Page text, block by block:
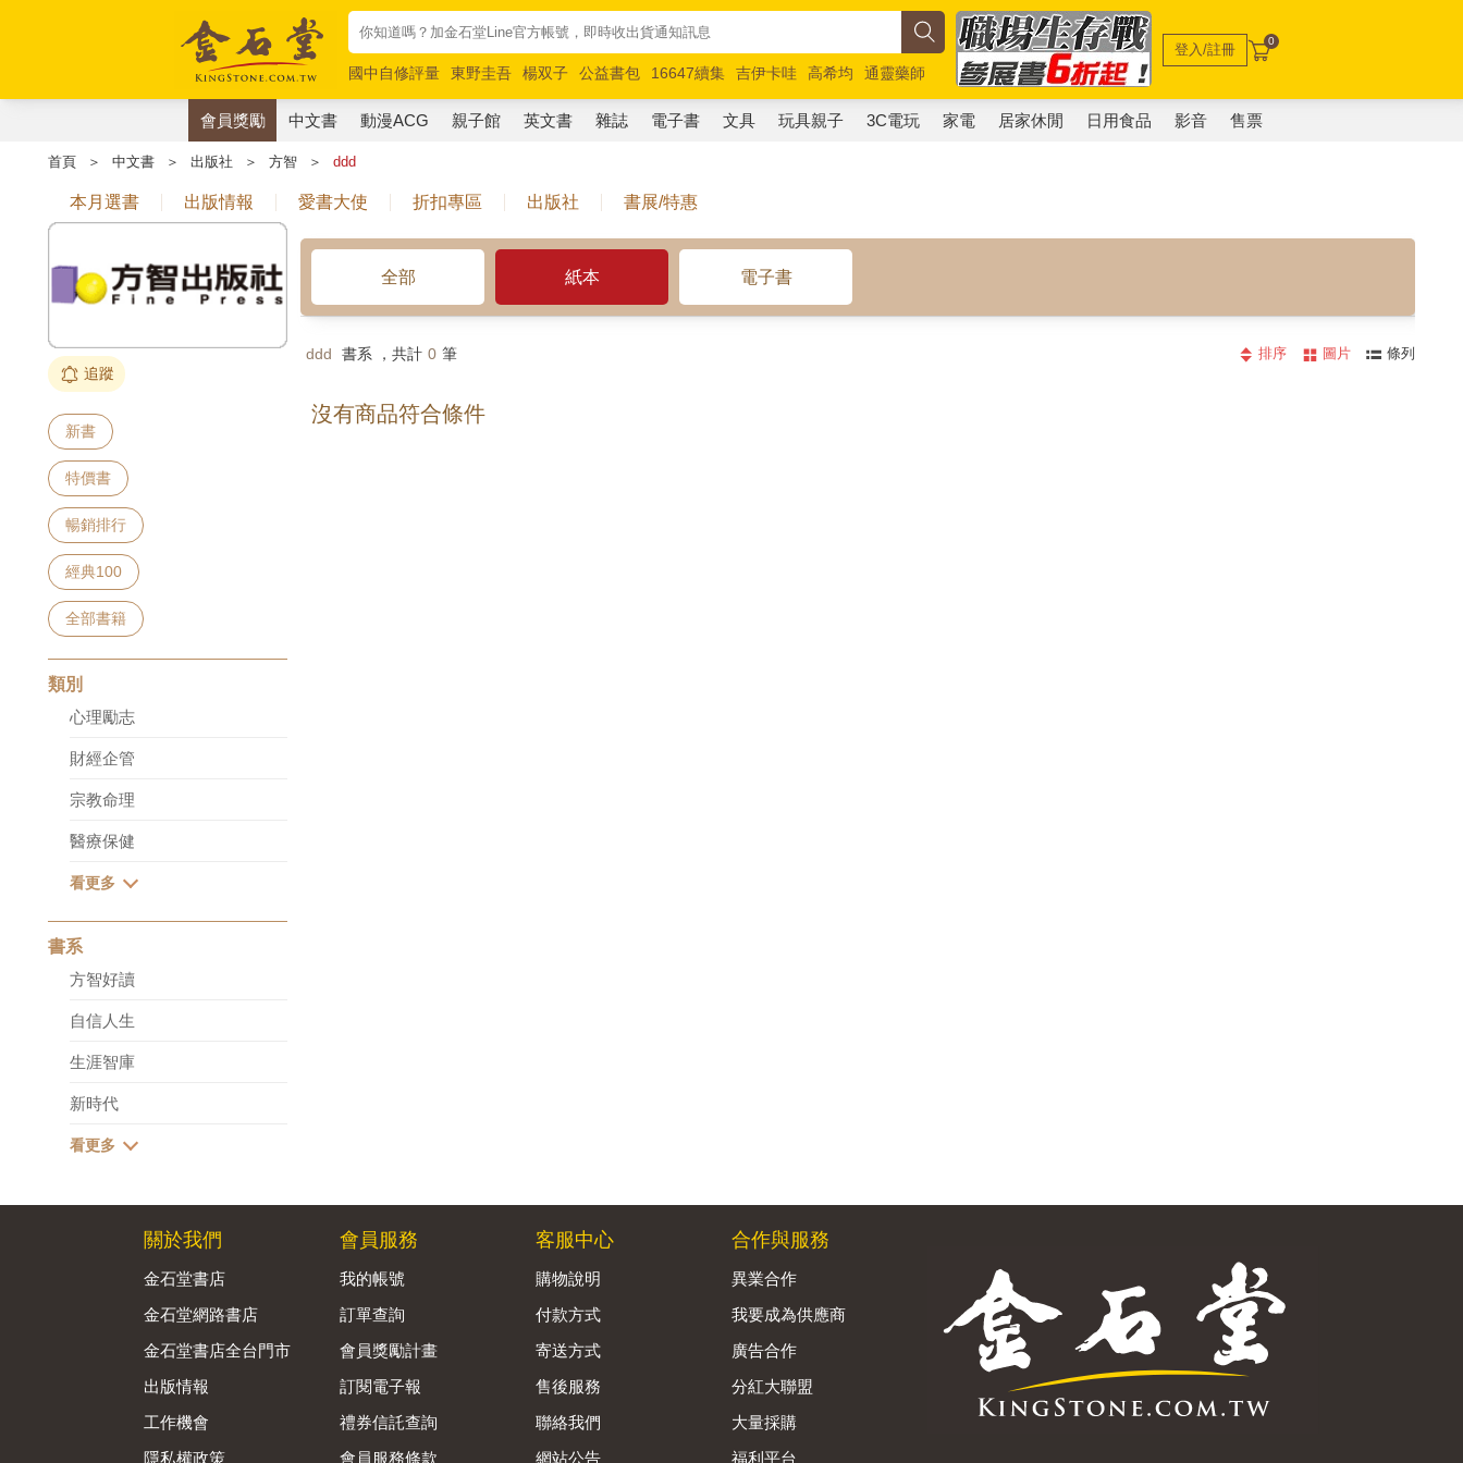
國中自修評量 東野圭吾 楊双子 公益書包 16647續集 吉伊卡哇 高希均
通靈藥師
唯紅花綻放
奧德賽 路邊攤新作 馬斯克 玩具總動員5 超慢跑
登入/註冊 0
會員獎勵 中文書 動漫ACG 親子館 英文書 雜誌 電子書 文具 玩具親子 3C電玩 家電 居家休閒 日用食品 影音 售票
首頁 ＞ 中文書 ＞ 出版社 ＞ 方智 ＞ ddd
本月選書 出版情報 愛書大使 折扣專區 出版社 書展/特惠
追蹤
新書
特價書
暢銷排行
經典100
全部書籍
類別
心理勵志
財經企管
宗教命理
醫療保健
書系
方智好讀
自信人生
生涯智庫
新時代
全部 紙本 電子書
ddd 書系 ，共計 0 筆 排序 圖片 條列
沒有商品符合條件
關於我們
金石堂書店
金石堂網路書店
金石堂書店全台門市
出版情報
工作機會
隱私權政策
會員服務
我的帳號
訂單查詢
會員獎勵計畫
訂閱電子報
禮券信託查詢
會員服務條款
客服中心
購物說明
付款方式
寄送方式
售後服務
聯絡我們
網站公告
合作與服務
異業合作
我要成為供應商
廣告合作
分紅大聯盟
大量採購
福利平台